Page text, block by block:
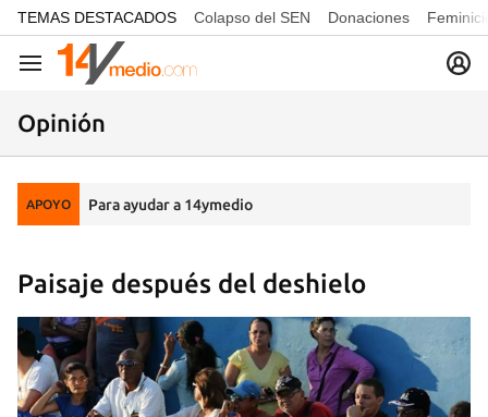
common.go-to-content
TEMAS DESTACADOS Colapso del SEN Donaciones
Navegación
Opinión
APOYO Para ayudar a 14ymedio
Paisaje después del deshielo